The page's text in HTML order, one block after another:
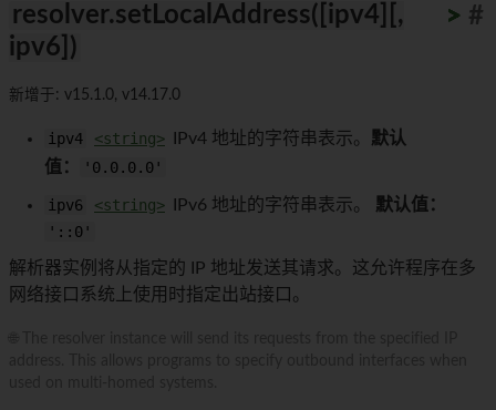
resolver.setLocalAddress([ipv4][,
ipv6])
#
>
>
>
>
>
>
>
>
>
>
新增于: v15.1.0, v14.17.0
ipv4 <string> IPv4 地址的字符串表示。 默认
值：
'0.0.0.0'
ipv6 <string> IPv6 地址的字符串表示。 默认值：
'::0'
解析器实例将从指定的 IP 地址发送其请求。这允许程序在多
网络接口系统上使用时指定出站接口。